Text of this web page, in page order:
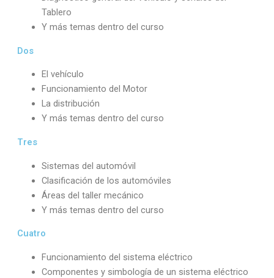
Tablero
Y más temas dentro del curso
Dos
El vehículo
Funcionamiento del Motor
La distribución
Y más temas dentro del curso
Tres
Sistemas del automóvil
Clasificación de los automóviles
Áreas del taller mecánico
Y más temas dentro del curso
Cuatro
Funcionamiento del sistema eléctrico
Componentes y simbología de un sistema eléctrico